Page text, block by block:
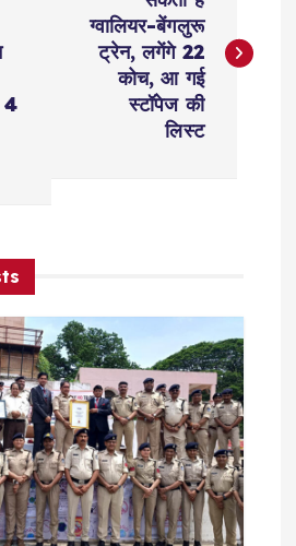
4
ग्वालियर-बेंगलुरू
ट्रेन, लगेंगे 22
कोच, आ गई
स्टॉपेज की
लिस्ट